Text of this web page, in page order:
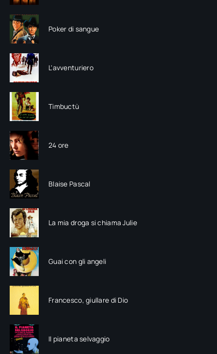
Poker di sangue
L'avventuriero
Timbuctù
24 ore
Blaise Pascal
La mia droga si chiama Julie
Guai con gli angeli
Francesco, giullare di Dio
Il pianeta selvaggio